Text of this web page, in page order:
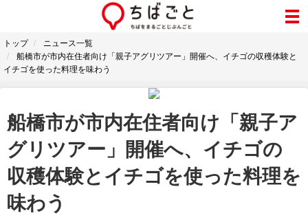
トップ
ニュース一覧
船橋市が市内在住者向け「親子アグリツアー」開催へ、イチゴの収穫体験と
イチゴを使った料理を味わう
船橋市が市内在住者向け「親子ア
グリツアー」開催へ、イチゴの
収穫体験とイチゴを使った料理を
味わう